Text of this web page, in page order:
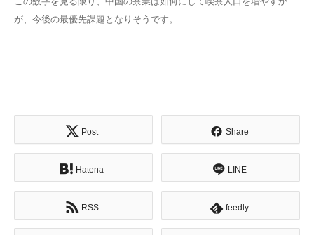
が、今後の最優先課題となりそうです。
Post Share
Hatena LINE
RSS feedly